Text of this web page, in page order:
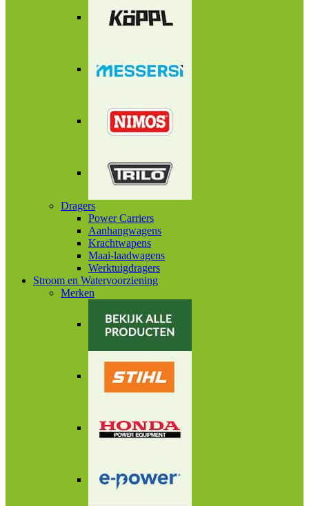
Dragers
Power Carriers
Aanhangwagens
Krachtwapens
Maai-laadwagens
Werktuigdragers
Stroom en Watervoorziening
Merken